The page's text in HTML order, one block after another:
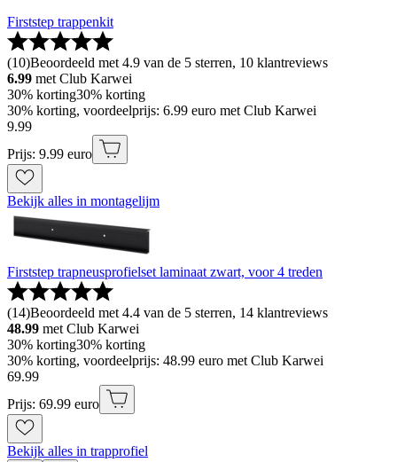
Firststep trappenkit
(10)Beoordeeld met 4.9 van de 5 sterren, 10 klantreviews
6.99 met Club Karwei
30% korting30% korting
30% korting, voordeelprijs: 6.99 euro met Club Karwei
9.99
Prijs: 9.99 euro
Bekijk alles in montagelijm
Firststep trapneusprofielset laminaat zwart, voor 4 treden
(14)Beoordeeld met 4.4 van de 5 sterren, 14 klantreviews
48.99 met Club Karwei
30% korting30% korting
30% korting, voordeelprijs: 48.99 euro met Club Karwei
69.99
Prijs: 69.99 euro
Bekijk alles in trapprofiel